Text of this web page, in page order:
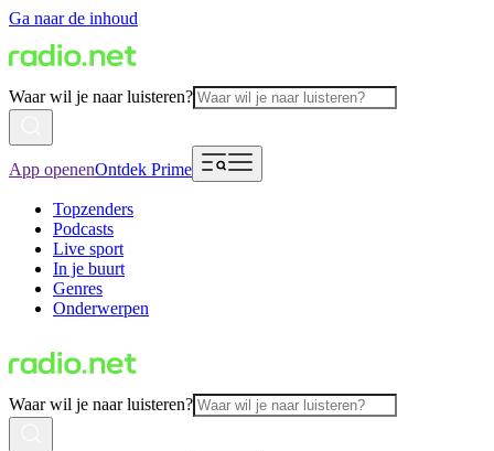
Ga naar de inhoud
Waar wil je naar luisteren?
App openenOntdek Prime
Topzenders
Podcasts
Live sport
In je buurt
Genres
Onderwerpen
Waar wil je naar luisteren?